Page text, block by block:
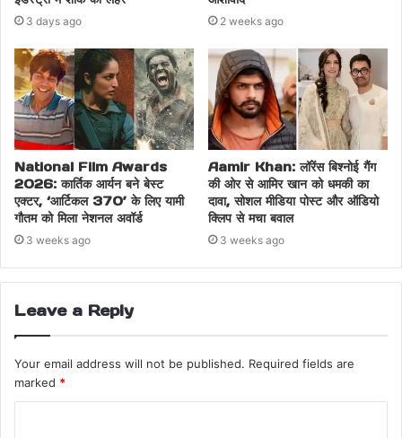
बाग हत्याकांड के पीछे की ताकतों को सजा दिलाने की कोशिश करते हैं. उनके
अलावा आर माधवन और अनन्या पांडे अहम भूमिकाओं में हैं. फिल्म को करण सिंह
त्यागी ने डायरेक्ट किया है. बजट की बात करें तो रिपोर्ट्स के मुताबिक, फिल्म को
150 करोड़ रुपये में बनाया गया है.
Share this:
Facebook X
Akshay Kumar follows the path of Sunny Deol's
'Jaat'
Kesari 2 Box Office Collection Day 3: 'Kesari 2'
broke 8 records on the third day
Kesari 2 Box Office Collection Day 3: 'केसरी 2' ने
तीसरे दिन तोड़े 8 रिकॉर्ड
3 days ago 2 weeks ago
National Film Awards
2026: कार्तिक आर्यन बने बेस्ट
एक्टर, ‘आर्टिकल 370’ के लिए यामी
गौतम को मिला नेशनल अवॉर्ड
3 weeks ago
Aamir Khan: लॉरेंस बिश्नोई गैंग
की ओर से आमिर खान को धमकी का
दावा, सोशल मीडिया पोस्ट और ऑडियो
क्लिप से मचा बवाल
3 weeks ago
Leave a Reply
Your email address will not be published. Required fields are
marked *